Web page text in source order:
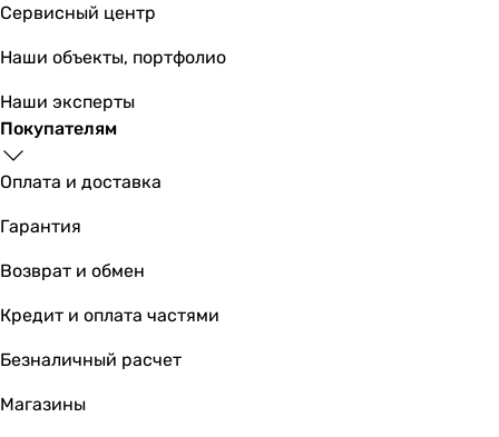
Сервисный центр
Наши объекты, портфолио
Наши эксперты
Покупателям
Оплата и доставка
Гарантия
Возврат и обмен
Кредит и оплата частями
Безналичный расчет
Магазины